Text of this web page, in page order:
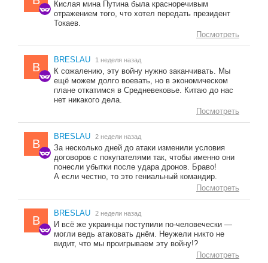
Кислая мина Путина была красноречивым
отражением того, что хотел передать президент
Токаев.
Посмотреть
B
BRESLAU 1 неделя назад
К сожалению, эту войну нужно заканчивать. Мы
ещё можем долго воевать, но в экономическом
плане откатимся в Средневековье. Китаю до нас
нет никакого дела.
Посмотреть
B
BRESLAU 2 недели назад
За несколько дней до атаки изменили условия
договоров с покупателями так, чтобы именно они
понесли убытки после удара дронов. Браво!
А если честно, то это гениальный командир.
Посмотреть
B
BRESLAU 2 недели назад
И всё же украинцы поступили по-человечески —
могли ведь атаковать днём. Неужели никто не
видит, что мы проигрываем эту войну!?
Посмотреть